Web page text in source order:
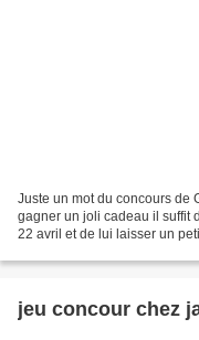
Juste un mot du concours de
gagner un joli cadeau il suffit
22 avril et de lui laisser un
jeu concour chez